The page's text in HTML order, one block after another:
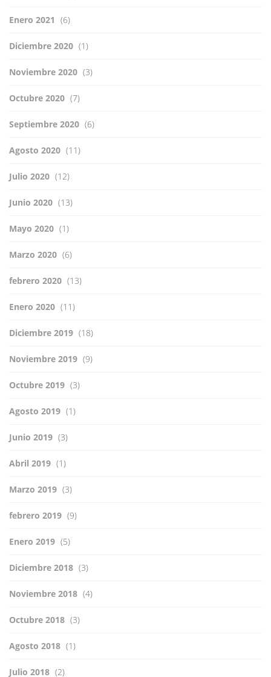
Enero 2021 (6)
Diciembre 2020 (1)
Noviembre 2020 (3)
Octubre 2020 (7)
Septiembre 2020 (6)
Agosto 2020 (11)
Julio 2020 (12)
Junio 2020 (13)
Mayo 2020 (1)
Marzo 2020 (6)
febrero 2020 (13)
Enero 2020 (11)
Diciembre 2019 (18)
Noviembre 2019 (9)
Octubre 2019 (3)
Agosto 2019 (1)
Junio 2019 (3)
Abril 2019 (1)
Marzo 2019 (3)
febrero 2019 (9)
Enero 2019 (5)
Diciembre 2018 (3)
Noviembre 2018 (4)
Octubre 2018 (3)
Agosto 2018 (1)
Julio 2018 (2)